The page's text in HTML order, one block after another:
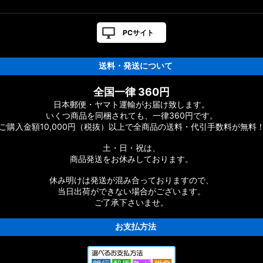
PCサイト
送料・発送について
全国一律 360円
日本郵便・ヤマト運輸がお届け致します。
いくつ商品を同梱されても、一律360円です。
ご購入金額10,000円（税抜）以上で全商品の送料・代引手数料が無料
土・日・祝は、
商品発送をお休みしております。
休み明けは発送が混み合っておりますので、
当日出荷ができない場合がございます。
ご了承下さいませ。
お支払方法